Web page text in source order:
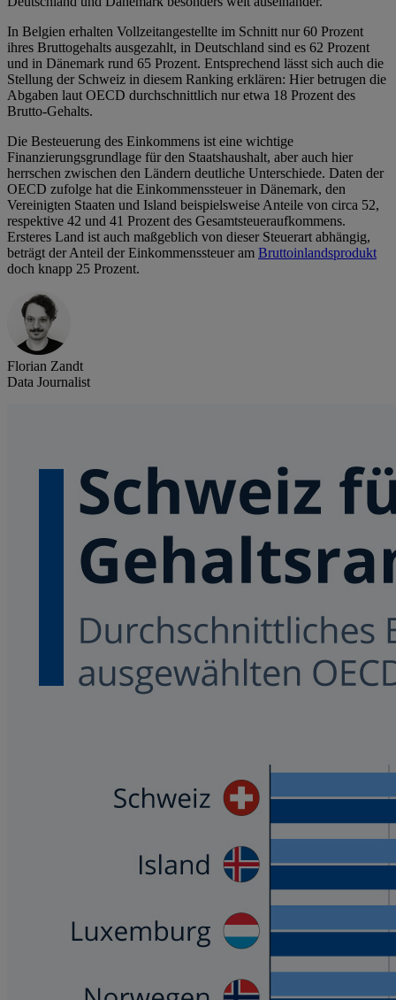
In Belgien erhalten Vollzeitangestellte im Schnitt nur 60 Prozent
ihres Bruttogehalts ausgezahlt, in Deutschland sind es 62 Prozent
und in Dänemark rund 65 Prozent. Entsprechend lässt sich auch die
Stellung der Schweiz in diesem Ranking erklären: Hier betrugen die
Abgaben laut OECD durchschnittlich nur etwa 18 Prozent des
Brutto-Gehalts.
Die Besteuerung des Einkommens ist eine wichtige
Finanzierungsgrundlage für den Staatshaushalt, aber auch hier
herrschen zwischen den Ländern deutliche Unterschiede. Daten der
OECD zufolge hat die Einkommenssteuer in Dänemark, den
Vereinigten Staaten und Island beispielsweise Anteile von circa 52,
respektive 42 und 41 Prozent des Gesamtsteueraufkommens.
Ersteres Land ist auch maßgeblich von dieser Steuerart abhängig,
beträgt der Anteil der Einkommenssteuer am Bruttoinlandsprodukt
doch knapp 25 Prozent.
Florian Zandt
Data Journalist